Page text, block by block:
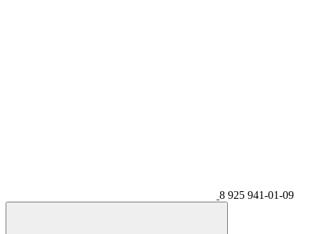
8 925 941-01-09